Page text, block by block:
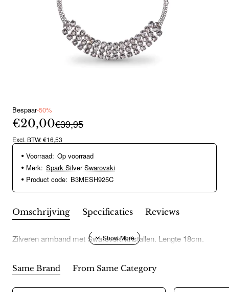
Bespaar-50%
€20,00€39,95
Excl. BTW: €16,53
Voorraad: Op voorraad
Merk: Spark Silver Swarovski
Product code: B3MESH925C
Omschrijving Specificaties Reviews
Zilveren armband met Swarovski kristallen. Lengte 18cm.
Same Brand From Same Category